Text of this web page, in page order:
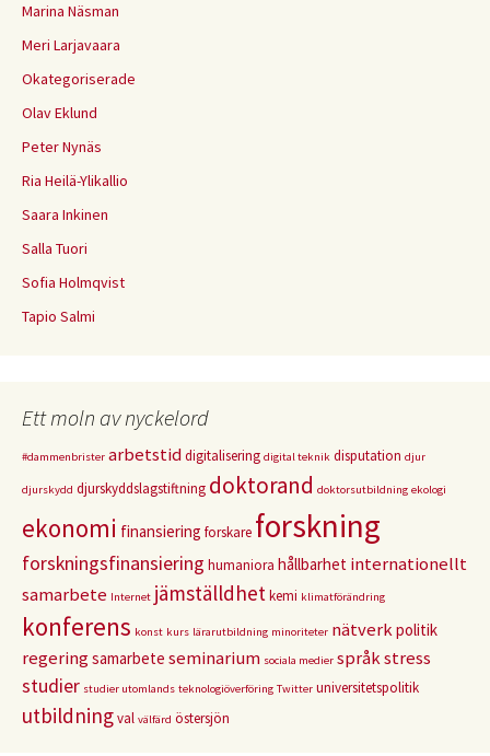
Marina Näsman
Meri Larjavaara
Okategoriserade
Olav Eklund
Peter Nynäs
Ria Heilä-Ylikallio
Saara Inkinen
Salla Tuori
Sofia Holmqvist
Tapio Salmi
Ett moln av nyckelord
#dammenbrister arbetstiddigitalisering digital teknik disputation djur
djurskydd djurskyddslagstiftning doktorand doktorsutbildning ekologi
ekonomi finansiering forskare forskning
forskningsfinansiering humaniora hållbarhet internationellt
samarbete Internet jämställdhetkemi klimatförändring
konferens konst kurs lärarutbildning minoriteter nätverkpolitik
regeringsamarbete seminarium sociala medier språkstress
studier studier utomlands teknologiöverföring Twitter universitetspolitik
utbildningval välfärd östersjön